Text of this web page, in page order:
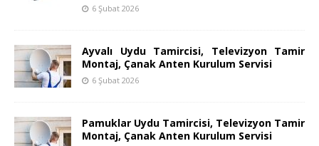
6 Şubat 2026
Ayvalı Uydu Tamircisi, Televizyon Tamir
Montaj, Çanak Anten Kurulum Servisi
6 Şubat 2026
Pamuklar Uydu Tamircisi, Televizyon Tamir
Montaj, Çanak Anten Kurulum Servisi